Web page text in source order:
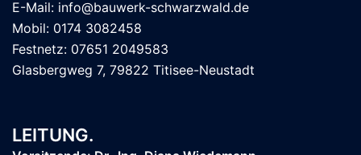
E-Mail: info@bauwerk-schwarzwald.de
Mobil: 0174 3082458
Festnetz: 07651 2049583
Glasbergweg 7, 79822 Titisee-Neustadt
LEITUNG.